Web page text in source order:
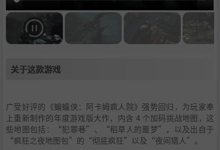
关于这款游戏
广受好评的《蝙蝠侠：阿卡姆疯人院》强势回归，为玩家奉
上重新制作的年度游戏版大作，内含 4 个加码挑战地图，这
些地图包括：“犯罪巷”、“稻草人的噩梦”，以及出自于
“疯狂之夜地图包”的“彻底疯狂”以及“夜间猎人”。